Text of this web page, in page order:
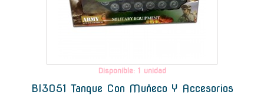
Disponible: 1 unidad
Bl3051 Tanque Con Muñeco Y Accesorios